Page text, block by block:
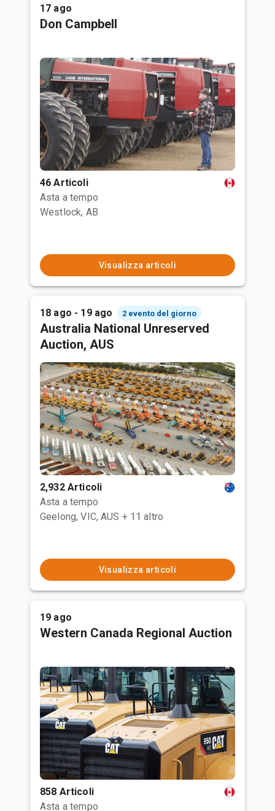
17 ago
Don Campbell
46 Articoli
Asta a tempo
Westlock, AB
Visualizza articoli
18 ago - 19 ago 2 evento del giorno
Australia National Unreserved
Auction, AUS
2,932 Articoli
Asta a tempo
Geelong, VIC, AUS + 11 altro
Visualizza articoli
19 ago
Western Canada Regional Auction
858 Articoli
Asta a tempo